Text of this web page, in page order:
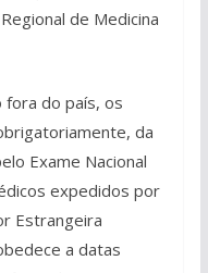
de Medicina
do país, os
da
Exame Nacional
expedidos por
Estrangeira
a datas